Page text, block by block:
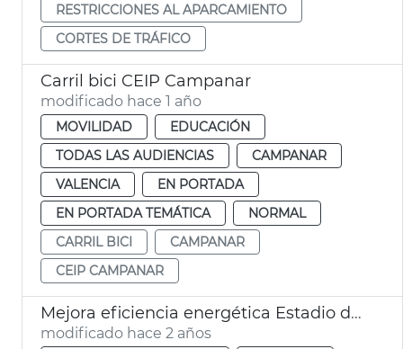
RESTRICCIONES AL APARCAMIENTO
CORTES DE TRÁFICO
Carril bici CEIP Campanar
modificado hace 1 año
MOVILIDAD
EDUCACIÓN
TODAS LAS AUDIENCIAS
CAMPANAR
VALENCIA
EN PORTADA
EN PORTADA TEMÁTICA
NORMAL
CARRIL BICI
CAMPANAR
CEIP CAMPANAR
Mejora eficiencia energética Estadio del Turia
modificado hace 2 años